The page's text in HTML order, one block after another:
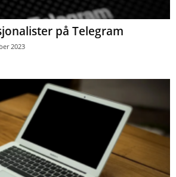
på Telegram
2023